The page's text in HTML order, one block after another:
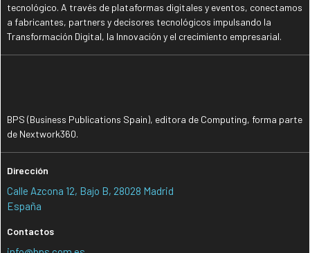
tecnológico. A través de plataformas digitales y eventos, conectamos
a fabricantes, partners y decisores tecnológicos impulsando la
Transformación Digital, la Innovación y el crecimiento empresarial.
BPS (Business Publications Spain), editora de Computing, forma parte
de Nextwork360.
Dirección
Calle Azcona 12, Bajo B, 28028 Madrid
España
Contactos